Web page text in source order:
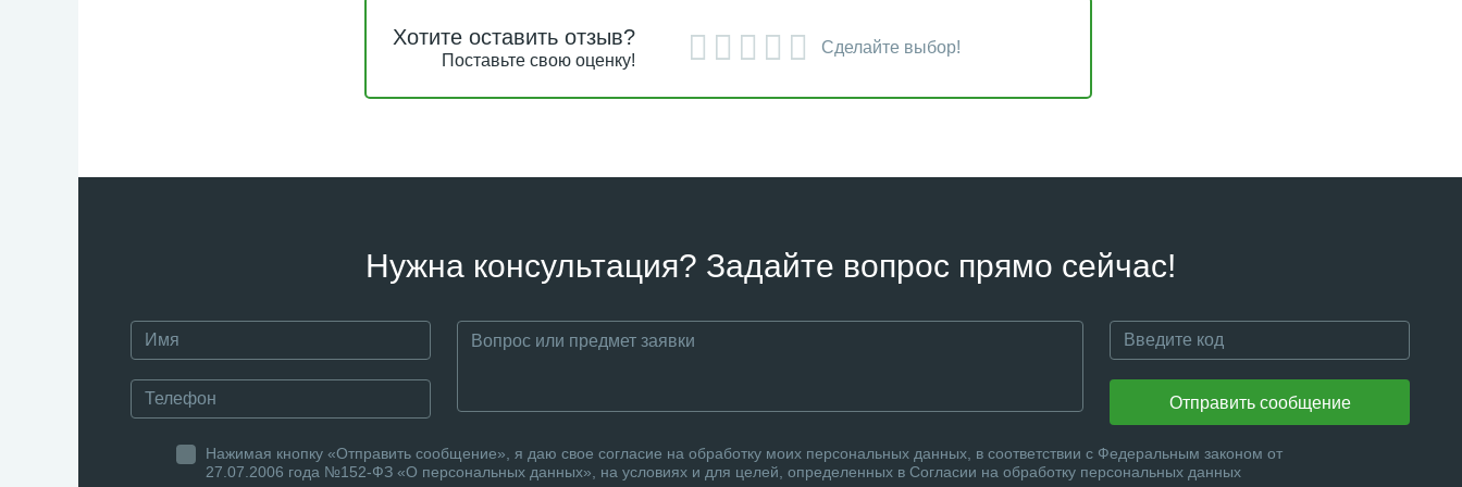
Хотите оставить отзыв?
Поставьте свою оценку!
Сделайте выбор!
Нужна консультация? Задайте вопрос прямо сейчас!
Отправить сообщение
Нажимая кнопку «Отправить сообщение», я даю свое согласие на обработку моих персональных данных, в соответствии с Федеральным законом от
27.07.2006 года №152-ФЗ «О персональных данных», на условиях и для целей, определенных в Согласии на обработку персональных данных